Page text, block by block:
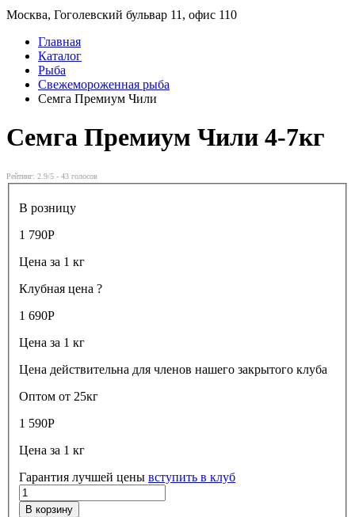
Москва, Гоголевский бульвар 11, офис 110
Главная
Каталог
Рыба
Свежемороженная рыба
Семга Премиум Чили
Семга Премиум Чили 4-7кг
Рейтинг: 2.9/5 - 43 голосов
В розницу
1 790Р
Цена за 1 кг
Клубная цена ?
1 690Р
Цена за 1 кг
Цена действительна для членов нашего закрытого клуба
Оптом от 25кг
1 590Р
Цена за 1 кг
Гарантия лучшей цены вступить в клуб
В корзину